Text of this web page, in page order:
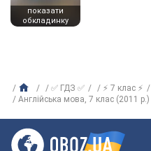
показати
обкладинку
✅ ГДЗ ✅ ⚡ 7 клас ⚡
Англійська мова, 7 клас (2011 р.)